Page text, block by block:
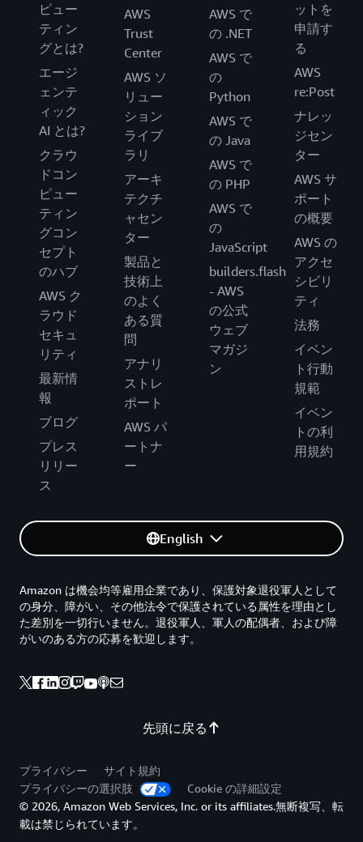
ピュー
ティン
グとは?
エージ
ェンテ
ィック
AI とは?
クラウ
ドコン
ピュー
ティン
グコン
セプト
のハブ
AWS ク
ラウド
セキュ
リティ
最新情
報
ブログ
プレス
リリー
ス
AWS
Trust
Center
AWS ソ
リュー
ション
ライブ
ラリ
アーキ
テクチ
ャセン
ター
製品と
技術上
のよく
ある質
問
アナリ
ストレ
ポート
AWS パ
ートナ
ー
AWS で
の .NET
AWS で
の
Python
AWS で
の Java
AWS で
の PHP
AWS で
の
JavaScript
builders.flash
- AWS
の公式
ウェブ
マガジ
ン
ットを
申請す
る
AWS
re:Post
ナレッ
ジセン
ター
AWS サ
ポート
の概要
AWS の
アクセ
シビリ
ティ
法務
イベン
ト行動
規範
イベン
トの利
用規約
English
先頭に戻る
Amazon は機会均等雇用企業であり、保護対象退役軍人として
の身分、障がい、その他法令で保護されている属性を理由とし
た差別を一切行いません。退役軍人、軍人の配偶者、および障
がいのある方の応募を歓迎します。
プライバシー
サイト規約
プライバシーの選択肢
Cookie の詳細設定
© 2026, Amazon Web Services, Inc. or its affiliates.無断複写、転
載は禁じられています。